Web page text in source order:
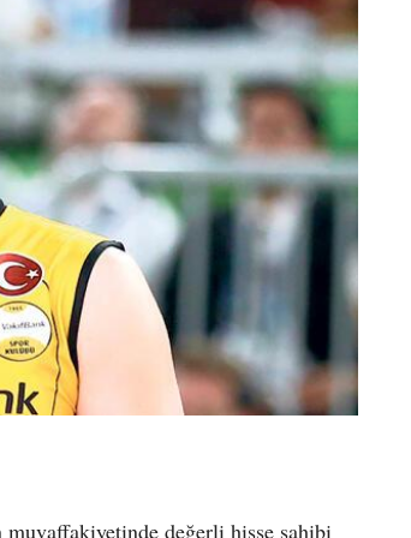
muvaffakiyetinde değerli hisse sahibi